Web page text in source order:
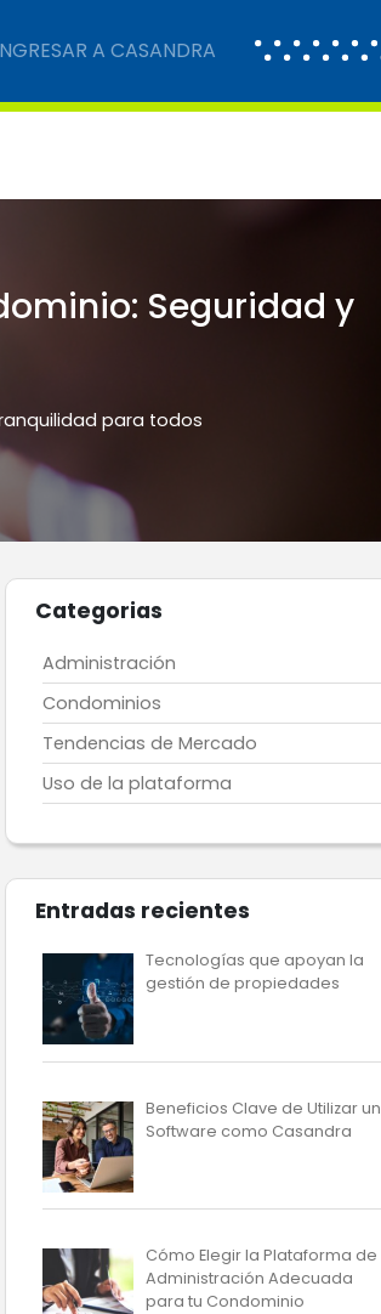
A CASANDRA
Seguridad y
para todos
Categorias
Administración
Condominios
Tendencias de Mercado
Uso de la plataforma
Entradas recientes
Tecnologías que apoyan la
gestión de propiedades
Beneficios Clave de Utilizar un
Software como Casandra
Cómo Elegir la Plataforma de
Administración Adecuada
para tu Condominio